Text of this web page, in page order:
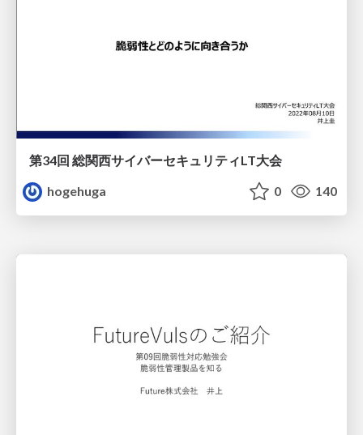
第34回 総関西サイバーセキュリティLT大会
hogehuga
0 140